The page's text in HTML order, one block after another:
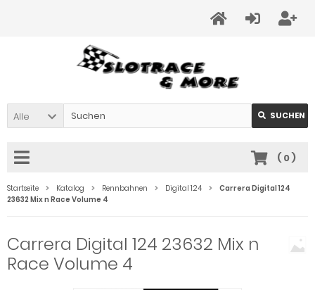
Alle SUCHEN
( 0)
Startseite Katalog Rennbahnen Digital 1:24
Carrera Digital 124
23632 Mix n Race Volume 4
Carrera Digital 124 23632 Mix n
Race Volume 4